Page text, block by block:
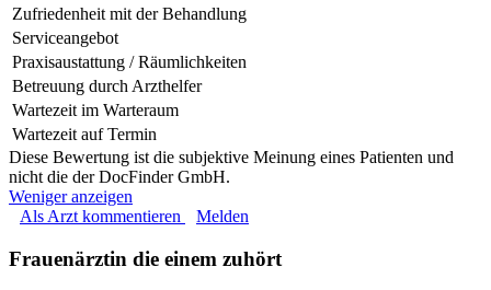
Zufriedenheit mit der Behandlung
Serviceangebot
Praxisaustattung / Räumlichkeiten
Betreuung durch Arzthelfer
Wartezeit im Warteraum
Wartezeit auf Termin
Diese Bewertung ist die subjektive Meinung eines Patienten und
nicht die der DocFinder GmbH.
Weniger anzeigen
Als Arzt kommentieren
Melden
Frauenärztin die einem zuhört